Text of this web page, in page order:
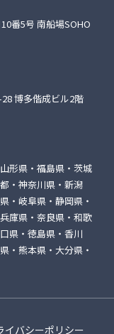
番5号 南船場SOHO
博多偕成ビル2階
形県・福島県・茨城
・神奈川県・新潟
・岐阜県・静岡県・
庫県・奈良県・和歌
県・徳島県・香川
・熊本県・大分県・
イバシーポリシー